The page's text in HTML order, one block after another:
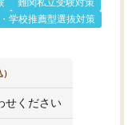
学校推薦型選抜対策
せください